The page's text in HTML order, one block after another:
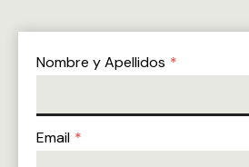
Nombre y Apellidos *
Email *